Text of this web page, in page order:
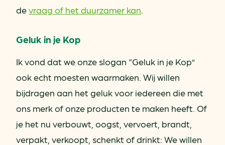
devraag of het duurzamer kan
Geluk in je Kop
Ik vond dat we onze slogan “Geluk in je Kop”
ook echt moesten waarmaken. Wij willen
bijdragen aan het geluk voor iedereen die met
ons merk of onze producten te maken heeft. Of
je het nu verbouwt, oogst, vervoert, brandt,
verpakt, verkoopt, schenkt of drinkt: We willen